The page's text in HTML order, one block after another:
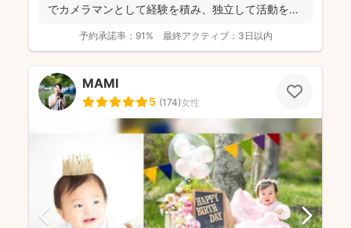
でカメラマンとして経験を積み、独立して活動を始
予約承諾率： 91% 最終アクティブ： 3日以内
MAMI
5 (174)女性